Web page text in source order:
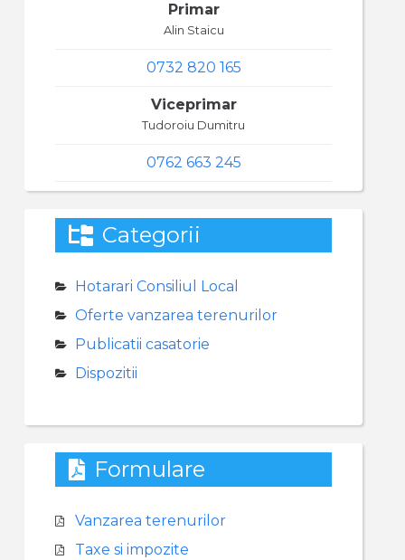
Primar
Alin Staicu
0732 820 165
Viceprimar
Tudoroiu Dumitru
0762 663 245
Categorii
Hotarari Consiliul Local
Oferte vanzarea terenurilor
Publicatii casatorie
Dispozitii
Formulare
Vanzarea terenurilor
Taxe si impozite